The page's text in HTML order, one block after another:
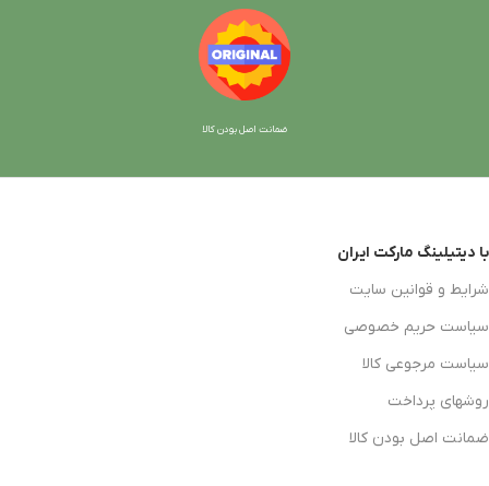
ضمانت اصل بودن کالا
با دیتیلینگ مارکت ایران
شرایط و قوانین سایت
سیاست حریم خصوصی
سیاست مرجوعی کالا
روشهای پرداخت
ضمانت اصل بودن کالا